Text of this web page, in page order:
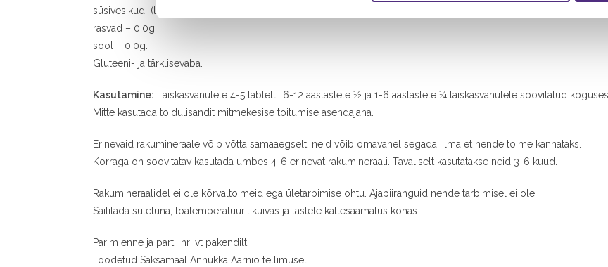
süsivesikud (laktoos) – 99g,
rasvad – 0,0g,
sool – 0,0g.
Gluteeni- ja tärklisevaba.
Kasutamine: Täiskasvanutele 4-5 tabletti; 6-12 aastastele ½ ja 1-6 aastastele ¼ täiskasvanutele soovitatud
Mitte kasutada toidulisandit mitmekesise toitumise asendajana.
Erinevaid rakumineraale võib võtta samaaegselt, neid võib omavahel segada, ilma et nende toime kannataks.
Korraga on soovitatav kasutada umbes 4-6 erinevat rakumineraali. Tavaliselt kasutatakse neid 3-6 kuud.
Rakumineraalidel ei ole kõrvaltoimeid ega ületarbimise ohtu. Ajapiiranguid nende tarbimisel ei ole.
Säilitada suletuna, toatemperatuuril,kuivas ja lastele kättesaamatus kohas.
Parim enne ja partii nr: vt pakendilt
Toodetud Saksamaal Annukka Aarnio tellimusel.